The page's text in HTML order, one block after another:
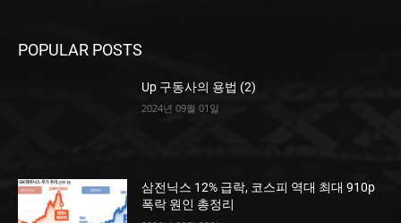
POPULAR POSTS
Up 구동사의 용법 (2)
2024년 09월 01일
삼전닉스 12% 급락, 코스피 역대 최대 910p
폭락 원인 총정리